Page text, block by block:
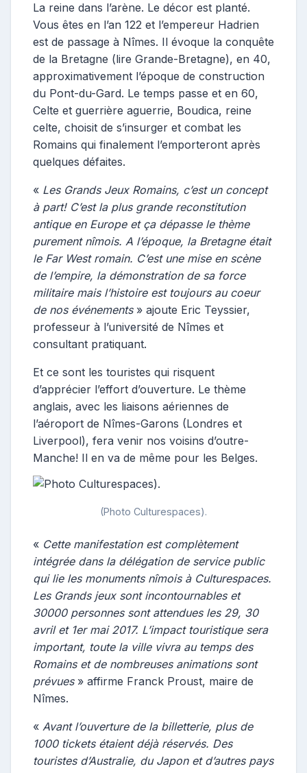
La reine dans l’arène. Le décor est planté.
Vous êtes en l’an 122 et l’empereur Hadrien
est de passage à Nîmes. Il évoque la conquête
de la Bretagne (lire Grande-Bretagne), en 40,
approximativement l’époque de construction
du Pont-du-Gard. Le temps passe et en 60,
Celte et guerrière aguerrie, Boudica, reine
celte, choisit de s’insurger et combat les
Romains qui finalement l’emporteront après
quelques défaites.
« Les Grands Jeux Romains, c’est un concept
à part! C’est la plus grande reconstitution
antique en Europe et ça dépasse le thème
purement nîmois. A l’époque, la Bretagne était
le Far West romain. C’est une mise en scène
de l’empire, la démonstration de sa force
militaire mais l’histoire est toujours au coeur
de nos événements» ajoute Eric Teyssier,
professeur à l’université de Nîmes et
consultant pratiquant.
Et ce sont les touristes qui risquent
d’apprécier l’effort d’ouverture. Le thème
anglais, avec les liaisons aériennes de
l’aéroport de Nîmes-Garons (Londres et
Liverpool), fera venir nos voisins d’outre-
Manche! Il en va de même pour les Belges.
(Photo Culturespaces).
« Cette manifestation est complètement
intégrée dans la délégation de service public
qui lie les monuments nîmois à Culturespaces.
Les Grands jeux sont incontournables et
30000 personnes sont attendues les 29, 30
avril et 1er mai 2017. L’impact touristique sera
important, toute la ville vivra au temps des
Romains et de nombreuses animations sont
prévues» affirme Franck Proust, maire de
Nîmes.
« Avant l’ouverture de la billetterie, plus de
1000 tickets étaient déjà réservés. Des
touristes d’Australie, du Japon et d’autres pays